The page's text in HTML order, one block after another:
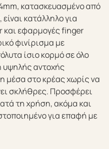
κατασκευασμένo από
κατάλληλο για
και εφαρμογές finger
φινίρισμα με
ίσιο κορμό σε όλο
υψηλής αντοχής
μέσα στο κρέας χωρίς να
σκλήθρες. Προσφέρει
τη χρήση, ακόμα και
για επαφή με